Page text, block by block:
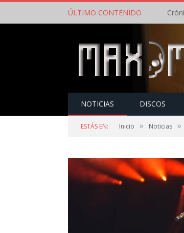
ÚLTIMO CONTENIDO
NOTICIAS DISCOS
ESTÁS EN: Inicio » Noticias »